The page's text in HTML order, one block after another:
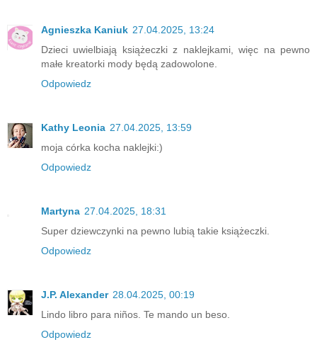
Agnieszka Kaniuk 27.04.2025, 13:24
Dzieci uwielbiają książeczki z naklejkami, więc na pewno
małe kreatorki mody będą zadowolone.
Odpowiedz
Kathy Leonia 27.04.2025, 13:59
moja córka kocha naklejki:)
Odpowiedz
Martyna 27.04.2025, 18:31
Super dziewczynki na pewno lubią takie książeczki.
Odpowiedz
J.P. Alexander 28.04.2025, 00:19
Lindo libro para niños. Te mando un beso.
Odpowiedz